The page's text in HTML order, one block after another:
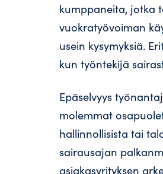
kumppaneita, jotka
vuokratyövoiman
usein kysymyksiä.
kun työntekijä
Epäselvyys
molemmat
hallinnollisista tai
sairausajan
asiakasyrityksen